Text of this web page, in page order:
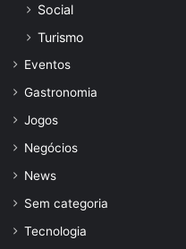
Social
Turismo
Eventos
Gastronomia
Jogos
Negócios
News
Sem categoria
Tecnologia